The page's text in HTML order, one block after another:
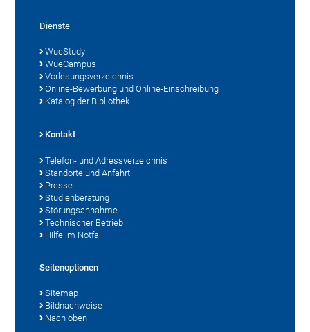
Dienste
WueStudy
WueCampus
Vorlesungsverzeichnis
Online-Bewerbung und Online-Einschreibung
Katalog der Bibliothek
Kontakt
Telefon- und Adressverzeichnis
Standorte und Anfahrt
Presse
Studienberatung
Störungsannahme
Technischer Betrieb
Hilfe im Notfall
Seitenoptionen
Sitemap
Bildnachweise
Nach oben